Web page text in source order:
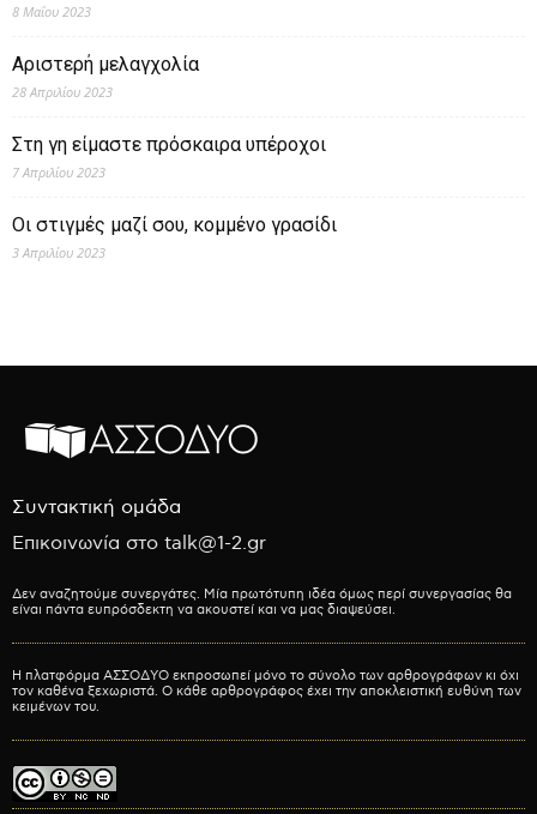
8 Μαΐου 2023
Αριστερή μελαγχολία
28 Απριλίου 2023
Στη γη είμαστε πρόσκαιρα υπέροχοι
7 Απριλίου 2023
Οι στιγμές μαζί σου, κομμένο γρασίδι
3 Απριλίου 2023
Συντακτική ομάδα
Επικοινωνία στο talk@1-2.gr
Δεν αναζητούμε συνεργάτες. Μία πρωτότυπη ιδέα όμως περί συνεργασίας θα
είναι πάντα ευπρόσδεκτη να ακουστεί και να μας διαψεύσει.
Η πλατφόρμα ΑΣΣΟΔΥΟ εκπροσωπεί μόνο το σύνολο των αρθρογράφων κι όχι
τον καθένα ξεχωριστά. Ο κάθε αρθρογράφος έχει την αποκλειστική ευθύνη των
κειμένων του.